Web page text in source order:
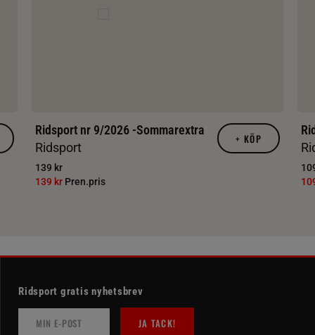
Ridsport nr 9/2026 -Sommarextra
Ridsport
139 kr
139 kr Pren.pris
+ KÖP
Ridsport gratis nyhetsbrev
JA TACK!